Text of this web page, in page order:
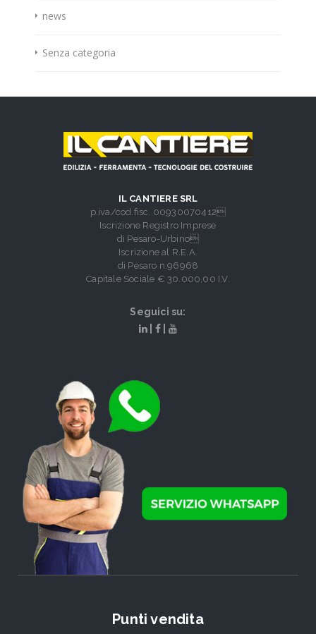
news
Senza categoria
IL CANTIERE SRL
p.iva/cod.fisc. 00930070412
Iscrizione Registro Imprese
di Pesaro-Urbino
Iscrizione al R.E.A.
di Pesaro n.96968
Capitale Sociale € 30.000,00 I.V.
Seguici su:
Punti vendita